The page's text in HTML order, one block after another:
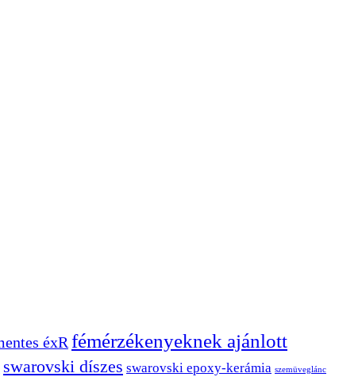
éxR fémérzékenyeknek ajánlott
swarovski díszes swarovski epoxy-kerámia szemüveglánc